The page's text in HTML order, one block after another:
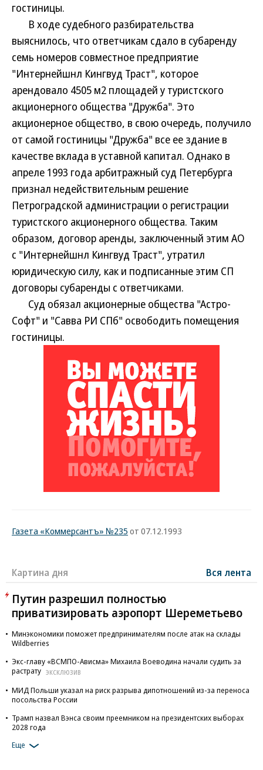
гостиницы.
В ходе судебного разбирательства
выяснилось, что ответчикам сдало в субаренду
семь номеров совместное предприятие
"Интернейшнл Кингвуд Траст", которое
арендовало 4505 м2 площадей у туристского
акционерного общества "Дружба". Это
акционерное общество, в свою очередь, получило
от самой гостиницы "Дружба" все ее здание в
качестве вклада в уставной капитал. Однако в
апреле 1993 года арбитражный суд Петербурга
признал недействительным решение
Петроградской администрации о регистрации
туристского акционерного общества. Таким
образом, договор аренды, заключенный этим АО
с "Интернейшнл Кингвуд Траст", утратил
юридическую силу, как и подписанные этим СП
договоры субаренды с ответчиками.
Суд обязал акционерные общества "Астро-
Софт" и "Савва РИ СПб" освободить помещения
гостиницы.
Газета «Коммерсантъ» №235 от 07.12.1993
Картина дня Вся лента
Путин разрешил полностью
приватизировать аэропорт Шереметьево
Минэкономики поможет предпринимателям после атак на склады
Wildberries
Экс-главу «ВСМПО-Ависма» Михаила Воеводина начали судить за
растрату ЭКСКЛЮЗИВ
МИД Польши указал на риск разрыва дипотношений из-за переноса
посольства России
Трамп назвал Вэнса своим преемником на президентских выборах
2028 года
Еще